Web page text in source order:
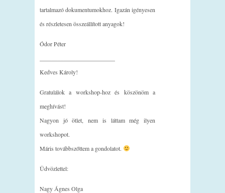
tartalmazó dokumentumokhoz. Igazán igényesen
és részletesen összeállított anyagok!
Ódor Péter
Kedves Károly!
Gratulálok a workshop-hoz és köszönöm a
meghívást!
Nagyon jó ötlet, nem is láttam még ilyen
workshopot.
Máris továbbszőttem a gondolatot.
Üdvözlettel:
Nagy Ágnes Olga